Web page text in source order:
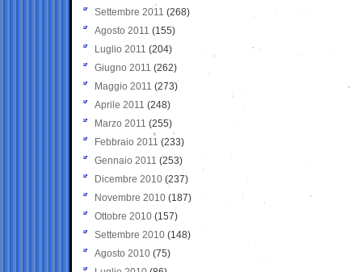
Settembre 2011 (268)
Agosto 2011 (155)
Luglio 2011 (204)
Giugno 2011 (262)
Maggio 2011 (273)
Aprile 2011 (248)
Marzo 2011 (255)
Febbraio 2011 (233)
Gennaio 2011 (253)
Dicembre 2010 (237)
Novembre 2010 (187)
Ottobre 2010 (157)
Settembre 2010 (148)
Agosto 2010 (75)